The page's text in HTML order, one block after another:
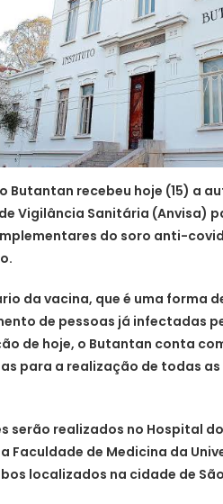
Butantan recebeu hoje (15) a
Vigilância Sanitária (Anvisa)
do soro anti-
da vacina, que é uma forma
de pessoas já infectadas
de hoje, o Butantan conta
para a realização de todas
serão realizados no Hospital
Faculdade de Medicina da
localizados na cidade de